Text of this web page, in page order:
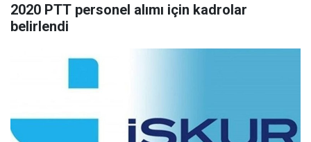
2020 PTT personel alımı için kadrolar
belirlendi